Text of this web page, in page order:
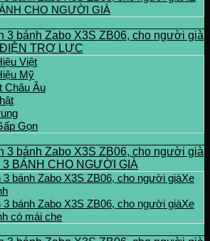
CHO NGƯỜI GIÀ
TRỢ LỰC
Việt
Mỹ
Châu Âu
Gọn
BÁNH CHO NGƯỜI GIÀ
Xe
Xe
có mái che